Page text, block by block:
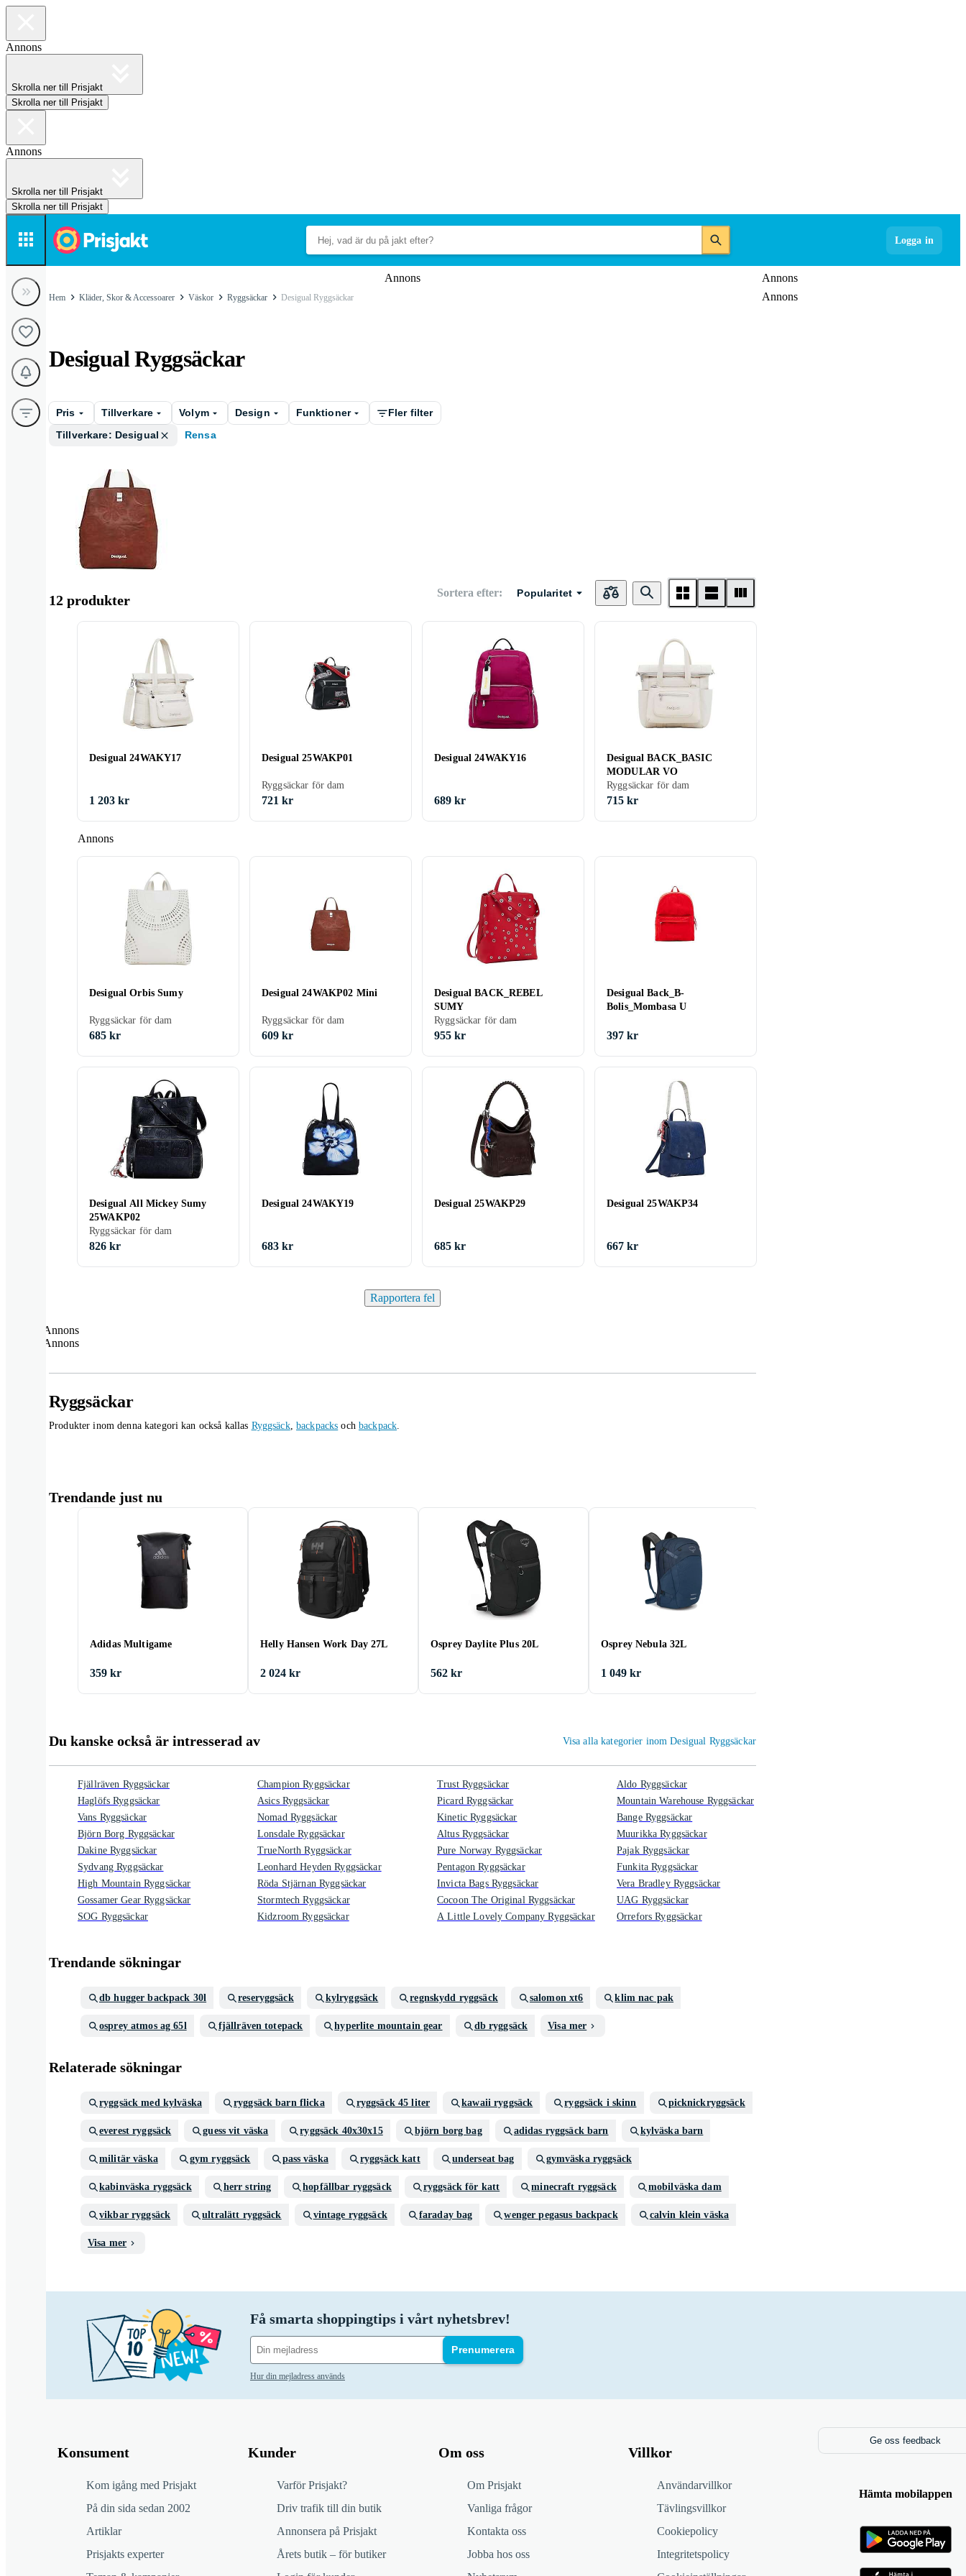
Annons
Skrolla ner till Prisjakt
Skrolla ner till Prisjakt
Annons
Skrolla ner till Prisjakt
Skrolla ner till Prisjakt
Logga in
Annons
Annons
Annons
Hem Kläder, Skor & Accessoarer Väskor Ryggsäckar Desigual Ryggsäckar
Desigual Ryggsäckar
Pris Tillverkare Volym Design Funktioner
Fler filter
Tillverkare: Desigual
Rensa
dam
12 produkter Sortera efter: Popularitet
Annons
Desigual 24WAKY17
1 203 kr
Desigual 25WAKP01
Ryggsäckar för dam
721 kr
Desigual 24WAKY16
689 kr
Desigual BACK_BASIC
MODULAR VO
Ryggsäckar för dam
715 kr
Desigual Orbis Sumy
Ryggsäckar för dam
685 kr
Desigual 24WAKP02 Mini
Ryggsäckar för dam
609 kr
Desigual BACK_REBEL
SUMY
Ryggsäckar för dam
955 kr
Desigual Back_B-
Bolis_Mombasa U
397 kr
Desigual All Mickey Sumy
25WAKP02
Ryggsäckar för dam
826 kr
Desigual 24WAKY19
683 kr
Desigual 25WAKP29
685 kr
Desigual 25WAKP34
667 kr
Rapportera fel
Annons
Annons
Ryggsäckar
Produkter inom denna kategori kan också kallas Ryggsäck, backpacks och backpack.
Trendande just nu
Adidas Multigame
359 kr
Helly Hansen Work Day 27L
2 024 kr
Osprey Daylite Plus 20L
562 kr
Osprey Nebula 32L
1 049 kr
Du kanske också är intresserad av Visa alla kategorier inom Desigual Ryggsäckar
Fjällräven Ryggsäckar
Haglöfs Ryggsäckar
Vans Ryggsäckar
Björn Borg Ryggsäckar
Dakine Ryggsäckar
Sydvang Ryggsäckar
High Mountain Ryggsäckar
Gossamer Gear Ryggsäckar
SOG Ryggsäckar
Champion Ryggsäckar
Asics Ryggsäckar
Nomad Ryggsäckar
Lonsdale Ryggsäckar
TrueNorth Ryggsäckar
Leonhard Heyden Ryggsäckar
Röda Stjärnan Ryggsäckar
Stormtech Ryggsäckar
Kidzroom Ryggsäckar
Trust Ryggsäckar
Picard Ryggsäckar
Kinetic Ryggsäckar
Altus Ryggsäckar
Pure Norway Ryggsäckar
Pentagon Ryggsäckar
Invicta Bags Ryggsäckar
Cocoon The Original Ryggsäckar
A Little Lovely Company Ryggsäckar
Aldo Ryggsäckar
Mountain Warehouse Ryggsäckar
Bange Ryggsäckar
Muurikka Ryggsäckar
Pajak Ryggsäckar
Funkita Ryggsäckar
Vera Bradley Ryggsäckar
UAG Ryggsäckar
Orrefors Ryggsäckar
Trendande sökningar
db hugger backpack 30l reseryggsäck kylryggsäck regnskydd ryggsäck salomon xt6 klim nac pak
osprey atmos ag 65l fjällräven totepack hyperlite mountain gear db ryggsäck Visa mer
Relaterade sökningar
ryggsäck med kylväska ryggsäck barn flicka ryggsäck 45 liter kawaii ryggsäck ryggsäck i skinn picknickryggsäck
everest ryggsäck guess vit väska ryggsäck 40x30x15 björn borg bag adidas ryggsäck barn kylväska barn
militär väska gym ryggsäck pass väska ryggsäck katt underseat bag gymväska ryggsäck
kabinväska ryggsäck herr string hopfällbar ryggsäck ryggsäck för katt minecraft ryggsäck mobilväska dam
vikbar ryggsäck ultralätt ryggsäck vintage ryggsäck faraday bag wenger pegasus backpack calvin klein väska
Visa mer
Få smarta shoppingtips i vårt nyhetsbrev!
Prenumerera
Hur din mejladress används
Konsument
Kom igång med Prisjakt
På din sida sedan 2002
Artiklar
Prisjakts experter
Kunder
Varför Prisjakt?
Driv trafik till din butik
Annonsera på Prisjakt
Årets butik – för butiker
Om oss
Om Prisjakt
Vanliga frågor
Kontakta oss
Jobba hos oss
Villkor
Användarvillkor
Tävlingsvillkor
Cookiepolicy
Integritetspolicy
Ge oss feedback
Hämta mobilappen